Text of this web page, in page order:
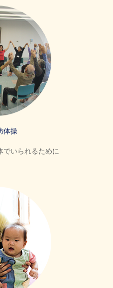
体操
でいられるために